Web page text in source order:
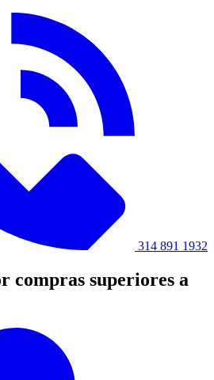
314 891 1932
compras superiores a